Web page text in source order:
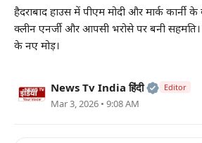
ऑटो
मनोरंजन
विदेश
हैदराबाद हाउस में पीएम मोदी और मार्क कार्नी के
क्लीन एनर्जी और आपसी भरोसे पर बनी
के नए मोड़।
News Tv India हिंदी Editor
Mar 3, 2026 • 9:08 AM